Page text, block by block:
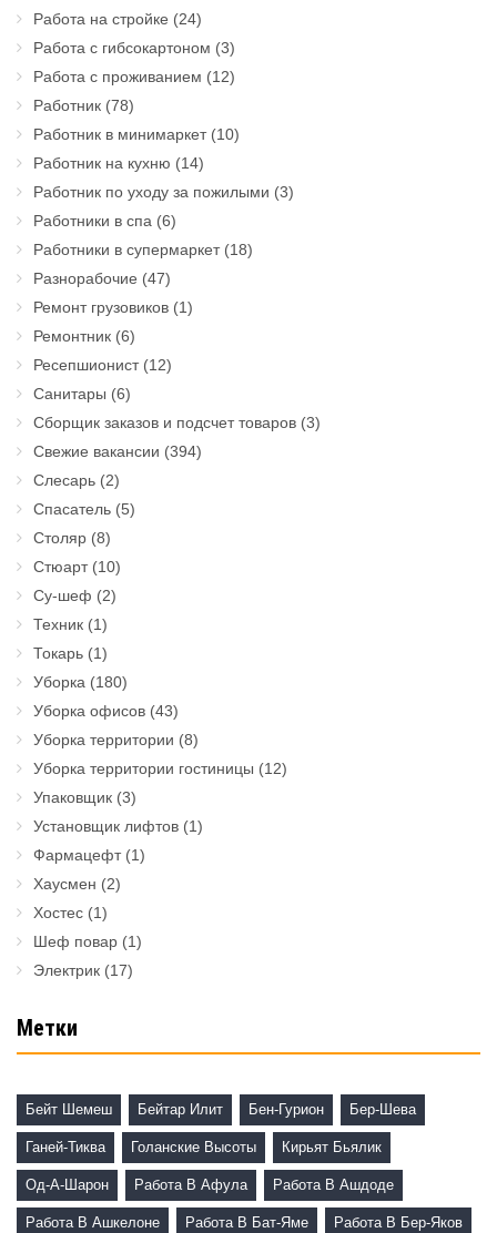
Работа на стройке (24)
Работа с гибсокартоном (3)
Работа с проживанием (12)
Работник (78)
Работник в минимаркет(10)
Работник на кухню (14)
Работник по уходу за пожилыми (3)
Работники в спа (6)
Работники в супермаркет(18)
Разнорабочие (47)
Ремонт грузовиков (1)
Ремонтник (6)
Ресепшионист(12)
Санитары (6)
Сборщик заказов и подсчет товаров (3)
Свежие вакансии (394)
Слесарь (2)
Спасатель (5)
Столяр (8)
Стюарт(10)
Су-шеф (2)
Техник (1)
Токарь (1)
Уборка (180)
Уборка офисов (43)
Уборка территории (8)
Уборка территории гостиницы (12)
Упаковщик (3)
Установщик лифтов (1)
Фармацефт(1)
Хаусмен (2)
Хостес (1)
Шеф повар (1)
Электрик (17)
Метки
Бейт Шемеш Бейтар Илит Бен-Гурион Бер-Шева
Ганей-Тиква Голанские Высоты Кирьят Бьялик
Од-А-Шарон Работа В Афула Работа В Ашдоде
Работа В Ашкелоне Работа В Бат-Яме Работа В Бер-Яков